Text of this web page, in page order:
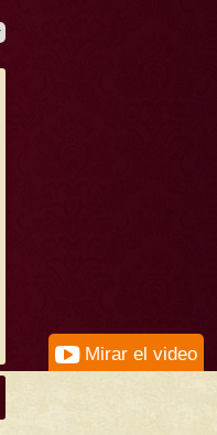
Mirar el video